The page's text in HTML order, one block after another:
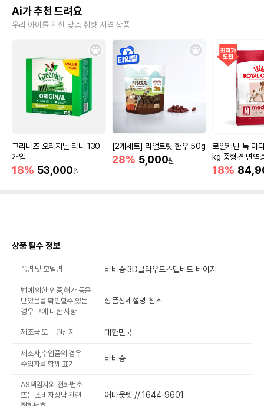
Ai가 추천 드려요
우리 아이를 위한 맞춤 취향 저격 상품
그리니즈 오리지널 티니 130
개입
18% 53,000원
[2개세트] 리얼트릿 한우 50g
28% 5,000원
로얄캐닌 독 미
kg 중형견 면역
18%
상품 필수 정보
품명 및 모델명 바비숑 3D클라우드스텝베드 베이지
법에 의한 인증,허가 등을
받았음을 확인할수 있는
경우 그에 대한 사항
상품상세설명 참조
제조국 또는 원산지 대한민국
제조자,수입품의 경우
수입자를 함께 표기
바비숑
AS책임자와 전화번호
또는 소비자상담 관련
어바웃펫 // 1644-9601